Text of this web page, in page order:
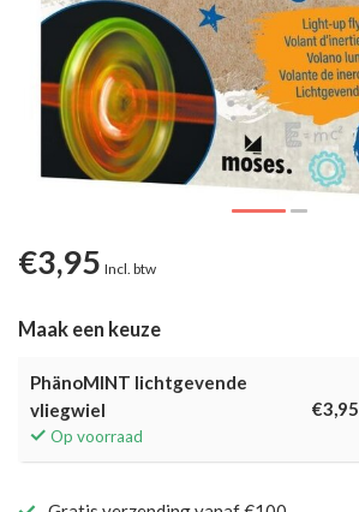
€3,95 Incl. btw
Maak een keuze
PhänoMINT lichtgevende
vliegwiel
Op voorraad
€3,95